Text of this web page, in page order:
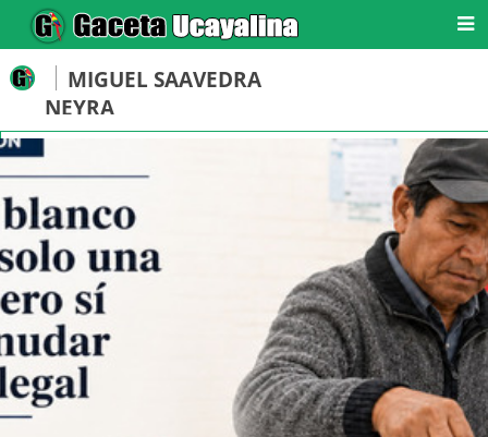
MIGUEL SAAVEDRA
NEYRA